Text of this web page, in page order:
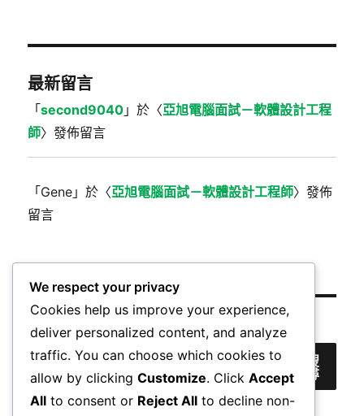
最新留言
「second9040 」於〈亞旭電腦面試－軟體設計工程
師〉發佈留言
「Gene 」於〈亞旭電腦面試－軟體設計工程師〉發佈
留言
搜尋
搜
尋
We respect your privacy
Cookies help us improve your experience,
deliver personalized content, and analyze
traffic. You can choose which cookies to
allow by clicking Customize. Click Accept
All to consent or Reject All to decline non-